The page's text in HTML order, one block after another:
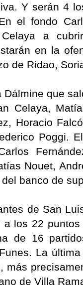
Y serán 4
el fondo
Celaya a
en la
de Ridao,
que
Celaya,
Horacio
Poggi.
Nouet,
banco de
de San
los 22
de 16
La
más
de Villa